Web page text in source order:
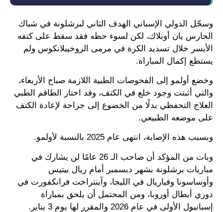
وسجّل الدولي الإسباني الهدف الثاني لبرشلونة في شباك
الحارس يان أوبلاك، لكن لسوء حظه فقد سقط على كتفه
الأيسر خلال تسديد الكرة في مرمى الروخيبلانكوس ولم
يستطع إكمال المباراة.
وخضع أولمو إلى الفحوصات الطبية اللازمة صباح الأربعاء،
والتي أثبتت وجود خلع في الكتف، وقد اختار الطاقم الطبي
العلاج التحفظي بدلًا من الخضوع إلى جراحة لإعادة الكتف
على موضعه الطبيعي.
وبسبب هذه الإصابة، انتهى عام 2025 بالنسبة لأولمو.
وبات من المؤكد أن صاحب الـ 26 عامًا لن يشارك في
مباريات برشلونة بشهر ديسمبر أمام ريال بيتيس
وأوساسونا وفياريال في الليجا، وآينتراخت فرانكفورت في
دوري أبطال أوروبا، ومن المحتمل أن يلحق بمباراة
إسبانيول الأولى في عام 2026 والمقرر لها يوم 3 يناير.